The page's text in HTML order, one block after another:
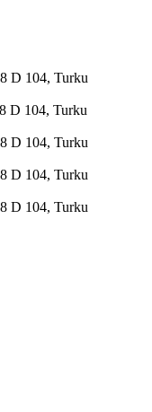
D 104, Turku
D 104, Turku
D 104, Turku
D 104, Turku
D 104, Turku